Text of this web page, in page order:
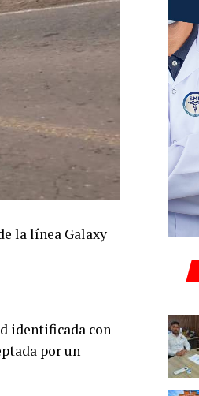
la línea Galaxy
identificada con
por un